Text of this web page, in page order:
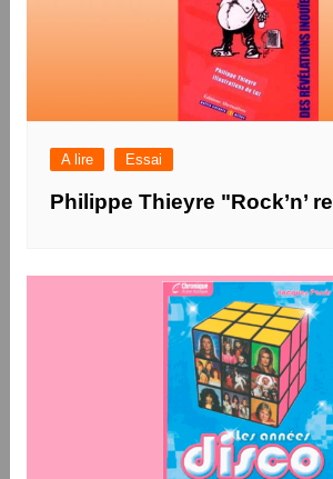
A lire Essai
Philippe Thieyre "Rock’n’